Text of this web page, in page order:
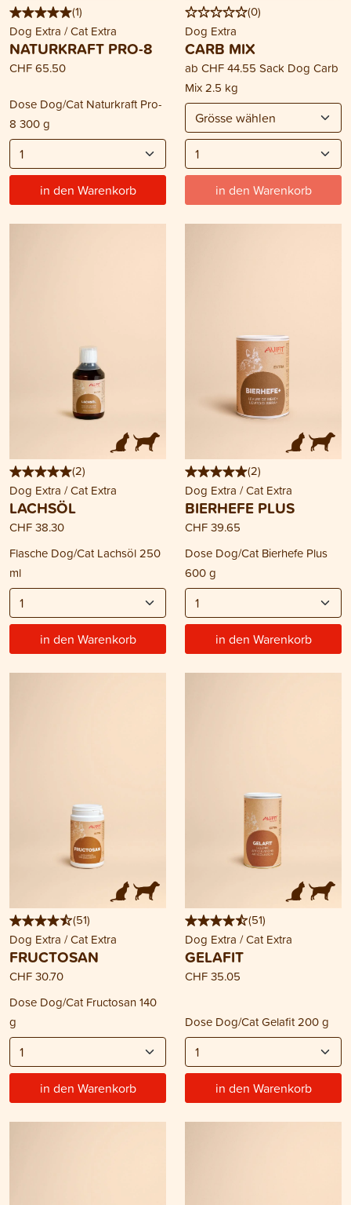
(1)
Dog Extra / Cat Extra
NATURKRAFT PRO-8
CHF 65.50
Dose Dog/Cat Naturkraft Pro-
8 300 g
in den Warenkorb
(0)
Dog Extra
CARB MIX
ab CHF 44.55 Sack Dog Carb
Mix 2.5 kg
in den Warenkorb
(2)
Dog Extra / Cat Extra
LACHSÖL
CHF 38.30
Flasche Dog/Cat Lachsöl 250
ml
in den Warenkorb
(2)
Dog Extra / Cat Extra
BIERHEFE PLUS
CHF 39.65
Dose Dog/Cat Bierhefe Plus
600 g
in den Warenkorb
(51)
Dog Extra / Cat Extra
FRUCTOSAN
CHF 30.70
Dose Dog/Cat Fructosan 140
g
in den Warenkorb
(51)
Dog Extra / Cat Extra
GELAFIT
CHF 35.05
Dose Dog/Cat Gelafit 200 g
in den Warenkorb